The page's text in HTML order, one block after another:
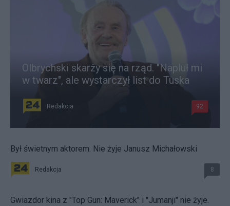
Olbrychski skarży się na rząd. "Napluł mi
w twarz", ale wystarczył list do Tuska
Redakcja 92
Był świetnym aktorem. Nie żyje Janusz Michałowski
Redakcja 8
Gwiazdor kina z "Top Gun: Maverick" i "Jumanji" nie żyje.